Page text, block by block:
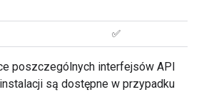
✅
poszczególnych interfejsów API
są dostępne w przypadku